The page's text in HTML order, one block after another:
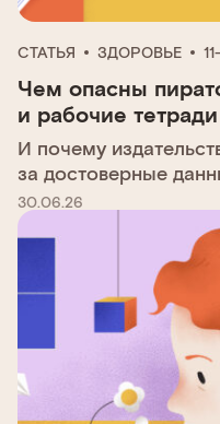
СТАТЬЯ ЗДОРОВЬЕ
Чем опасны
и рабочие
И почему
за достоверные
30.06.26